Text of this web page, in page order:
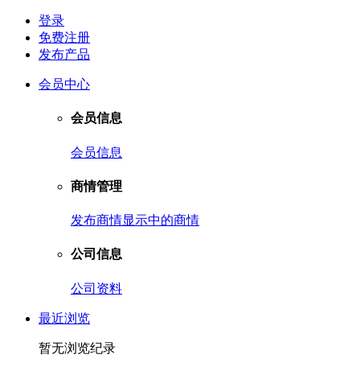
登录
免费注册
发布产品
会员中心
会员信息
会员信息
商情管理
发布商情显示中的商情
公司信息
公司资料
最近浏览
暂无浏览纪录